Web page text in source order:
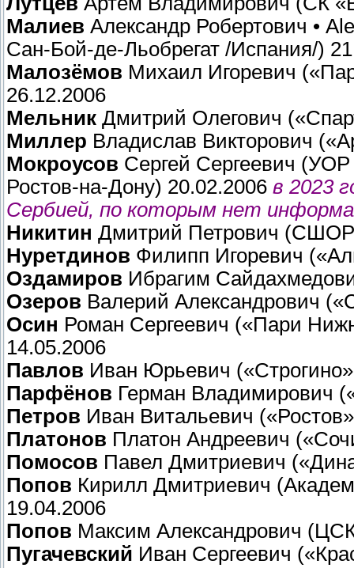
Малиев Александр Робертович •
Сан-Бой-де-Льобрегат /Испания/)
Малозёмов Михаил Игоревич
26.12.2006
Мельник Дмитрий Олегович
Миллер Владислав Викторович
Мокроусов Сергей Сергеевич
Ростов-на-Дону) 20.02.2006 в 2023
Сербией, по которым нет
Никитин Дмитрий Петрович
Нуретдинов Филипп Игоревич
Оздамиров Ибрагим
Озеров Валерий Александрович
Осин Роман Сергеевич («Пари
14.05.2006
Павлов Иван Юрьевич
Парфёнов Герман Владимирович
Петров Иван Витальевич
Платонов Платон Андреевич
Помосов Павел Дмитриевич
Попов Кирилл Дмитриевич
19.04.2006
Попов Максим Александрович
Пугачевский Иван Сергеевич